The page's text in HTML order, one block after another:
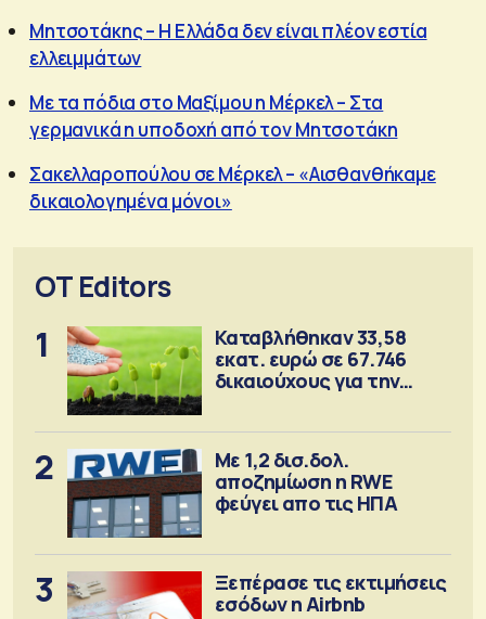
Μητσοτάκης – Η Ελλάδα δεν είναι πλέον εστία
ελλειμμάτων
Με τα πόδια στο Μαξίμου η Μέρκελ – Στα
γερμανικά η υποδοχή από τον Μητσοτάκη
Σακελλαροπούλου σε Μέρκελ – «Αισθανθήκαμε
δικαιολογημένα μόνοι»
OT Editors
1
Καταβλήθηκαν 33,58
εκατ. ευρώ σε 67.746
δικαιούχους για την
2
Με 1,2 δισ.δολ.
αποζημίωση η RWE
φεύγει απο τις ΗΠΑ
3
Ξεπέρασε τις εκτιμήσεις
εσόδων η Airbnb